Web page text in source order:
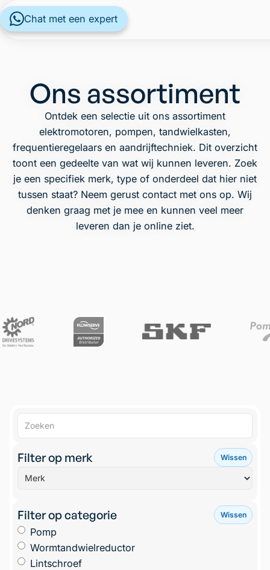
Ons assortiment
Ontdek een selectie uit ons assortiment
elektromotoren, pompen, tandwielkasten,
frequentieregelaars en aandrijftechniek. Dit overzicht
toont een gedeelte van wat wij kunnen leveren. Zoek
je een specifiek merk, type of onderdeel dat hier niet
tussen staat? Neem gerust contact met ons op. Wij
denken graag met je mee en kunnen veel meer
leveren dan je online ziet.
Filter op merk Wissen
Filter op categorie Wissen
Pomp
Wormtandwielreductor
Lintschroef
Chat met een expert